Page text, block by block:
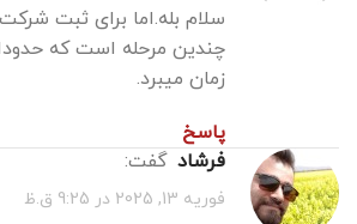
سلام بله.اما برای ثبت
زمان میبرد.
پاسخ
فرشاد گفت:
فوریه 13, 2025 در 9:25 ق.ظ